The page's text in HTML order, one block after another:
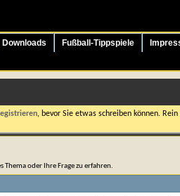
Downloads Fußball-Tippspiele
, bevor Sie etwas schreiben können.
oder Ihre Frage zu erfahren.